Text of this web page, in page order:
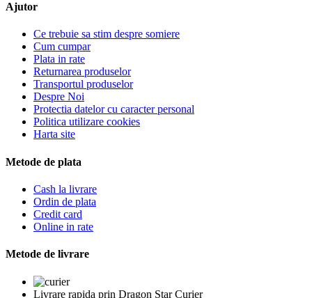
Ajutor
Ce trebuie sa stim despre somiere
Cum cumpar
Plata in rate
Returnarea produselor
Transportul produselor
Despre Noi
Protectia datelor cu caracter personal
Politica utilizare cookies
Harta site
Metode de plata
Cash la livrare
Ordin de plata
Credit card
Online in rate
Metode de livrare
Livrare rapida prin Dragon Star Curier